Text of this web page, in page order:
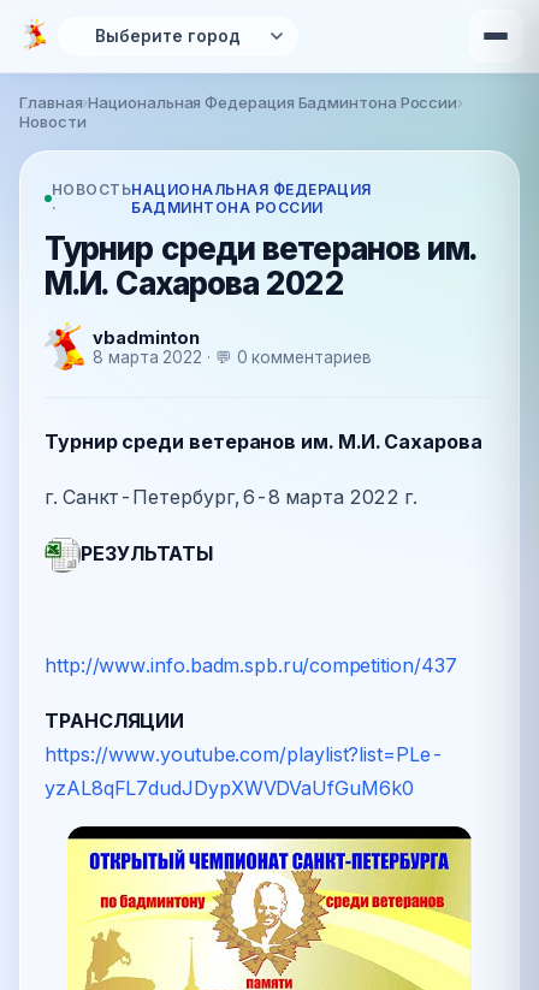
Перейти к основному содержанию
Вы здесь
Главная›Национальная Федерация Бадминтона России›
Новости
НОВОСТЬ
·
НАЦИОНАЛЬНАЯ ФЕДЕРАЦИЯ
БАДМИНТОНА РОССИИ
Турнир среди ветеранов им.
М.И. Сахарова 2022
vbadminton
8 марта 2022 · 💬 0 комментариев
Турнир среди ветеранов им. М.И. Сахарова
г. Санкт-Петербург, 6-8 марта 2022 г.
РЕЗУЛЬТАТЫ
http://www.info.badm.spb.ru/competition/437
ТРАНСЛЯЦИИ
https://www.youtube.com/playlist?list=PLe-
yzAL8qFL7dudJDypXWVDVaUfGuM6k0